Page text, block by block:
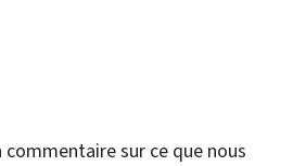
sur ce que nous